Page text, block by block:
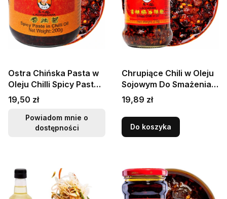
Ostra Chińska Pasta w
Oleju Chilli Spicy Paste
In Chili Oil 200g LAO
GAN MA
Cena
19,50 zł
Powiadom mnie o
dostępności
Chrupiące Chili w Oleju
Sojowym Do Smażenia
HOT Cripsy Chilli 210g
LAO GAN MA
Cena
19,89 zł
Do koszyka